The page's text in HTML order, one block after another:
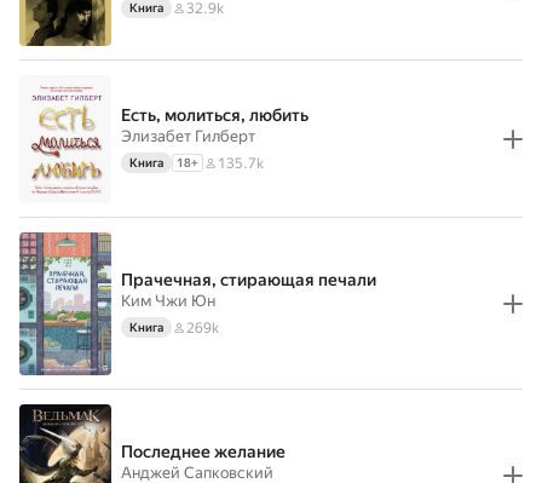
Книга 32.9k
Есть, молиться, любить
Элизабет Гилберт
Книга 18+ 135.7k
Прачечная, стирающая печали
Ким Чжи Юн
Книга 269k
Последнее желание
Анджей Сапковский